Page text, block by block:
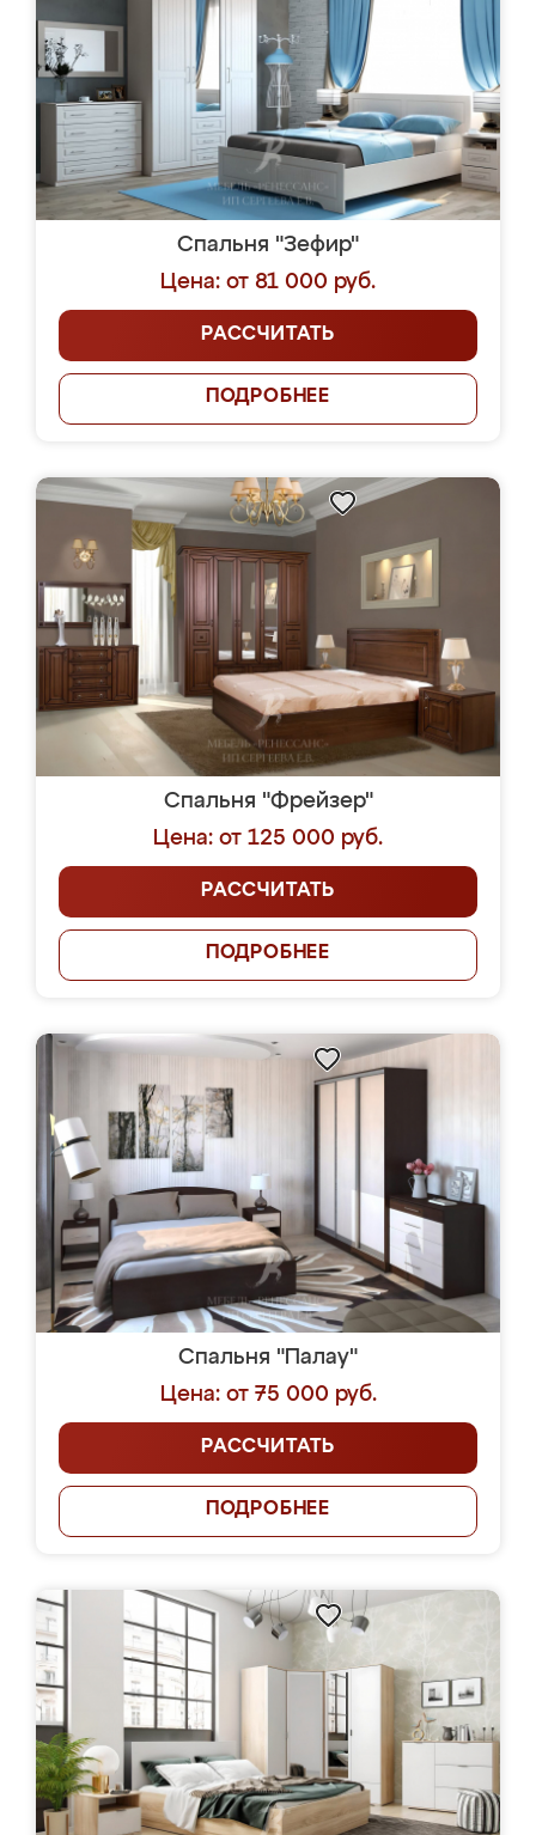
Спальня "Зефир"
Цена: от 81 000 руб.
РАССЧИТАТЬ
ПОДРОБНЕЕ
Спальня "Фрейзер"
Цена: от 125 000 руб.
РАССЧИТАТЬ
ПОДРОБНЕЕ
Спальня "Палау"
Цена: от 75 000 руб.
РАССЧИТАТЬ
ПОДРОБНЕЕ